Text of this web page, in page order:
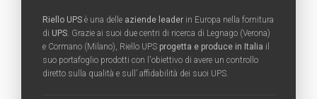
Riello UPS è una delle aziende leader in Europa nella fornitura
di UPS . Grazie ai suoi due centri di ricerca di Legnago (Verona)
e Cormano (Milano), Riello UPS progetta e produce in Italia il
suo portafoglio prodotti con l'obiettivo di avere un controllo
diretto sulla qualità e sull’ affidabilità dei suoi UPS.